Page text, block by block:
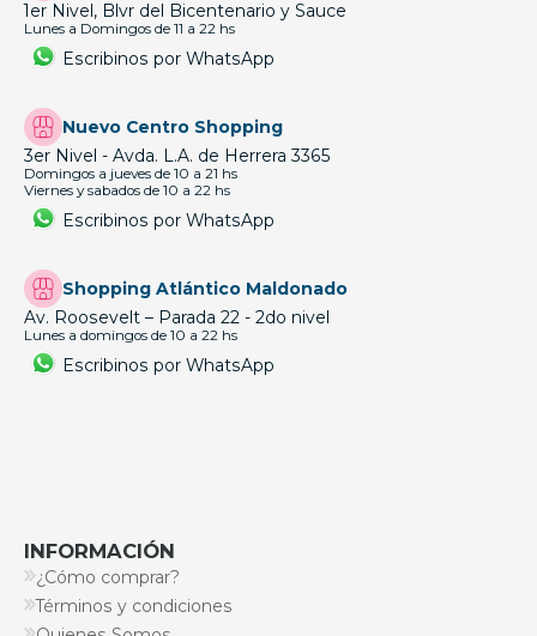
1er Nivel, Blvr del Bicentenario y Sauce
Lunes a Domingos de 11 a 22 hs
Escribinos por WhatsApp
Nuevo Centro Shopping
3er Nivel - Avda. L.A. de Herrera 3365
Domingos a jueves de 10 a 21 hs
Viernes y sabados de 10 a 22 hs
Escribinos por WhatsApp
Shopping Atlántico Maldonado
Av. Roosevelt – Parada 22 - 2do nivel
Lunes a domingos de 10 a 22 hs
Escribinos por WhatsApp
INFORMACIÓN
¿Cómo comprar?
Términos y condiciones